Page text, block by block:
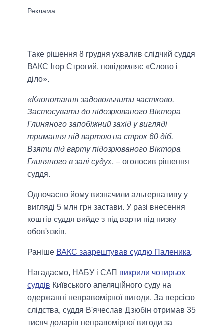
Таке рішення 8 грудня ухвалив слідчий суддя
ВАКС Ігор Строгий, повідомляє «Слово і
діло».
«Клопотання задовольнити частково.
Застосувати до підозрюваного Віктора
Глиняного запобіжний захід у вигляді
тримання під вартою на строк 60 діб.
Взяти під варту підозрюваного Віктора
Глиняного в залі суду», – оголосив рішення
суддя.
Одночасно йому визначили альтернативу у
вигляді 5 млн грн застави. У разі внесення
коштів суддя вийде з-під варти під низку
обов'язків.
Раніше ВАКС заарештував суддю Паленика.
Нагадаємо, НАБУ і САП викрили чотирьох
суддів Київського апеляційного суду на
одержанні неправомірної вигоди. За версією
слідства, суддя В'ячеслав Дзюбін отримав 35
тисяч доларів неправомірної вигоди за